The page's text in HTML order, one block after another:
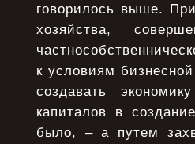
говорилось выше.
хозяйства,
к условиям
создавать
капиталов в
было, – а путем